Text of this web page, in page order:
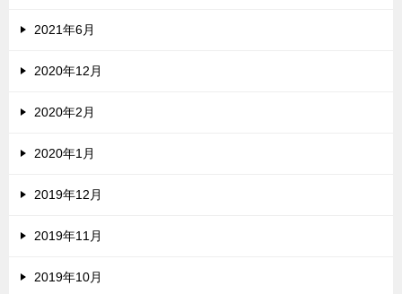
2021年6月
2020年12月
2020年2月
2020年1月
2019年12月
2019年11月
2019年10月